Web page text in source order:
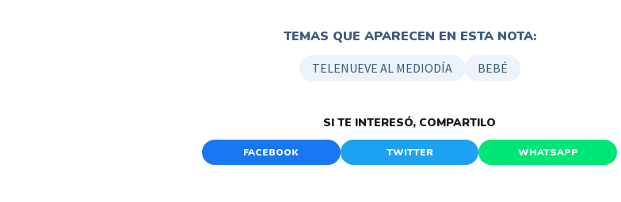
TEMAS QUE APARECEN EN ESTA NOTA:
TELENUEVE AL MEDIODÍA BEBÉ
SI TE INTERESÓ, COMPARTILO
FACEBOOK TWITTER WHATSAPP